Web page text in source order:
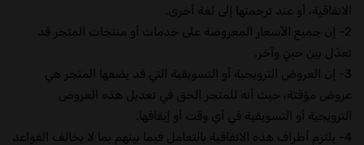
الاتفاقية، أو عند ترجمتها إلى لغة أخرى.
2- إن جميع الأسعار المعروضة على خدمات أو منتجات المتجر قد
تعدّل بين حينٍ وآخر.
3- إن العروض الترويجية أو التسويقية التي قد يضعها المتجر هي
عروض مؤقتة، حيث أنه للمتجر الحق في تعديل هذه العروض
الترويجية أو التسويقية في أي وقت أو إيقافها.
4- يلتزم أطراف هذه الاتفاقية بالتعامل فيما بينهم بما لا يخالف القواعد